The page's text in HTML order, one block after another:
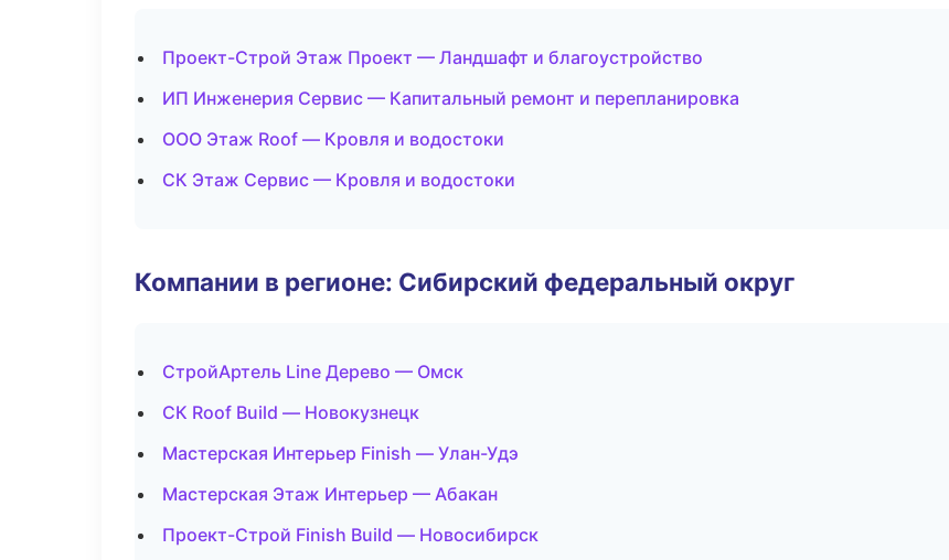
Проект-Строй Этаж Проект — Ландшафт и благоустройство
ИП Инженерия Сервис — Капитальный ремонт и перепланировка
ООО Этаж Roof — Кровля и водостоки
СК Этаж Сервис — Кровля и водостоки
Компании в регионе: Сибирский федеральный округ
СтройАртель Line Дерево — Омск
СК Roof Build — Новокузнецк
Мастерская Интерьер Finish — Улан-Удэ
Мастерская Этаж Интерьер — Абакан
Проект-Строй Finish Build — Новосибирск